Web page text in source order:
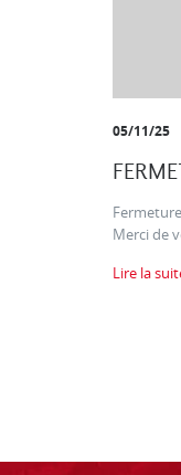
05/11/25
Merci de
Lire la